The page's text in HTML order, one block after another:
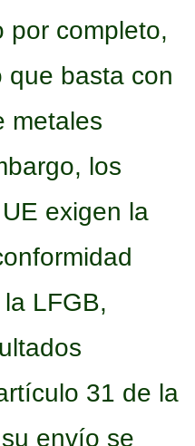
por completo,
que basta con
metales
los
exigen la
LFGB,
31 de la
envío se